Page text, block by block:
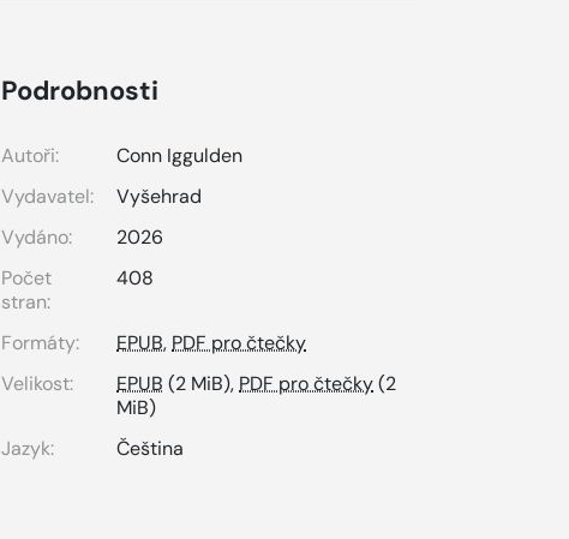
Podrobnosti
Autoři:
Conn Iggulden
Vydavatel:
Vyšehrad
Vydáno:
2026
Počet
stran:
408
Formáty: EPUB, PDF pro čtečky
Velikost:
EPUB (2 MiB), PDF pro čtečky(2
MiB)
Jazyk:
Čeština